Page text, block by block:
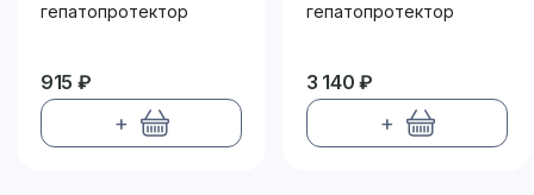
гепатопротектор
915 ₽
+
гепатопротектор
3 140 ₽
+